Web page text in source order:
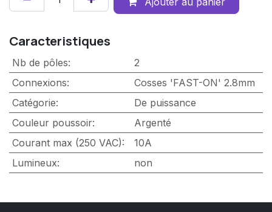
Caracteristiques
Nb de pôles:
2
Connexions:
Cosses 'FAST-ON' 2.8mm
Catégorie:
De puissance
Couleur poussoir:
Argenté
Courant max (250 VAC):
10A
Lumineux: non